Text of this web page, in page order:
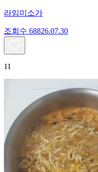
라임미소가
조회수 68826.07.30
11